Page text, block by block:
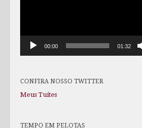
00:00 01:32
CONFIRA NOSSO TWITTER
Meus Tuítes
TEMPO EM PELOTAS